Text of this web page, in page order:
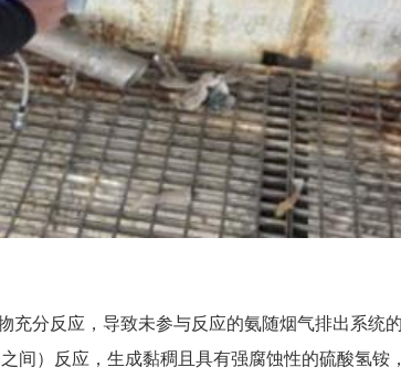
充分反应，导致未参与反应的氨随烟气排出系统
）反应，生成黏稠且具有强腐蚀性的硫酸氢铵